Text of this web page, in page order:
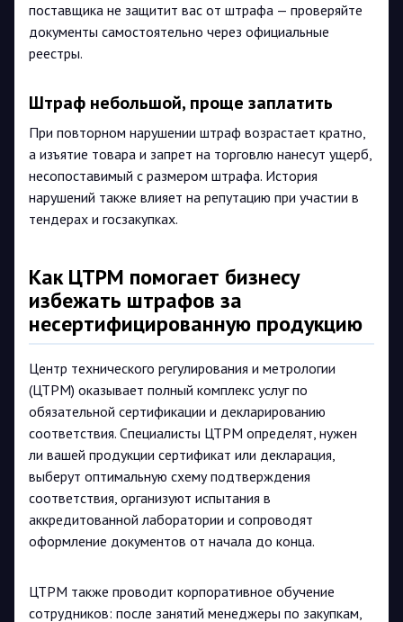
поставщика не защитит вас от штрафа — проверяйте
документы самостоятельно через официальные
реестры.
Штраф небольшой, проще заплатить
При повторном нарушении штраф возрастает кратно,
а изъятие товара и запрет на торговлю нанесут ущерб,
несопоставимый с размером штрафа. История
нарушений также влияет на репутацию при участии в
тендерах и госзакупках.
Как ЦТРМ помогает бизнесу
избежать штрафов за
несертифицированную продукцию
Центр технического регулирования и метрологии
(ЦТРМ) оказывает полный комплекс услуг по
обязательной сертификации и декларированию
соответствия. Специалисты ЦТРМ определят, нужен
ли вашей продукции сертификат или декларация,
выберут оптимальную схему подтверждения
соответствия, организуют испытания в
аккредитованной лаборатории и сопроводят
оформление документов от начала до конца.
ЦТРМ также проводит корпоративное обучение
сотрудников: после занятий менеджеры по закупкам,